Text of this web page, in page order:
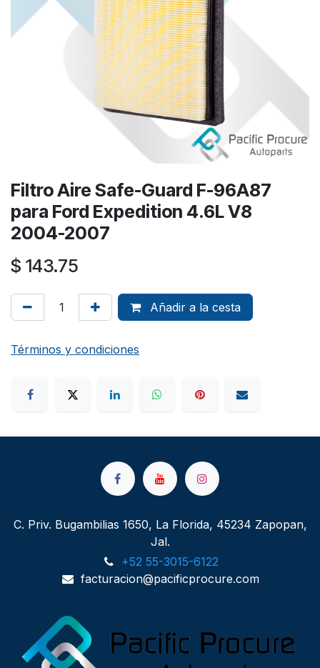
Filtro Aire Safe-Guard F-96A87
para Ford Expedition 4.6L V8
2004-2007
$ 143.75
Añadir a la cesta
Términos y condiciones
C. Priv. Bugambilias 1650, La Florida, 45234 Zapopan,
Jal.
+52 55-3015-6122
facturacion@pacificprocure.com